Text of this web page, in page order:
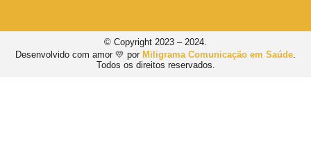
© Copyright 2023 – 2024.
Desenvolvido com amor 💛 por Miligrama Comunicação em Saúde
Todos os direitos reservados.